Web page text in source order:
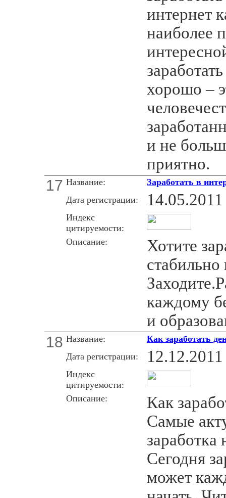
интернет
наиболее
хорошо –
и не
приятно.
17 Название:
Заработать в
Дата регистрации:
14.05.2011
Индекс
цитируемости:
Описание:
Хотите
стабильно
каждому
и
18 Название:
Как заработать
Дата регистрации:
12.12.2011
Индекс
цитируемости:
Описание:
Как
Самые
заработка
Сегодня
может